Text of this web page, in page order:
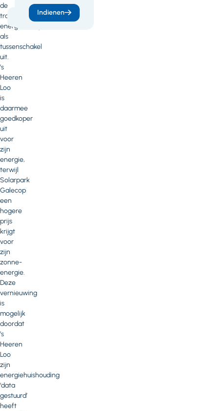
de
traditionele
energiebedrijven
als
tussenschakel
uit.
’s
Heeren
Loo
is
daarmee
goedkoper
uit
voor
zijn
energie,
terwijl
Solarpark
Galecop
een
hogere
prijs
krijgt
voor
zijn
zonne-
energie.
Deze
vernieuwing
is
mogelijk
doordat
’s
Heeren
Loo
zijn
energiehuishouding
‘data
gestuurd’
heeft
Duurzaamheid
Indienen